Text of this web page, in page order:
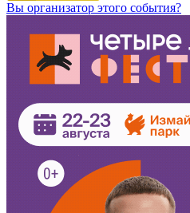
Вы организатор этого события?